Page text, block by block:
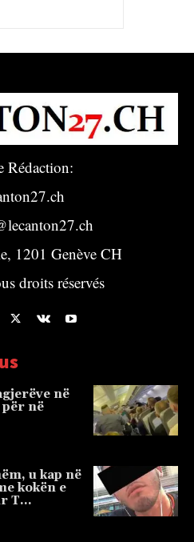
Rédaction:
1201 Genève CH
droits réservés
në
për në
u kap në
kokën e
T…